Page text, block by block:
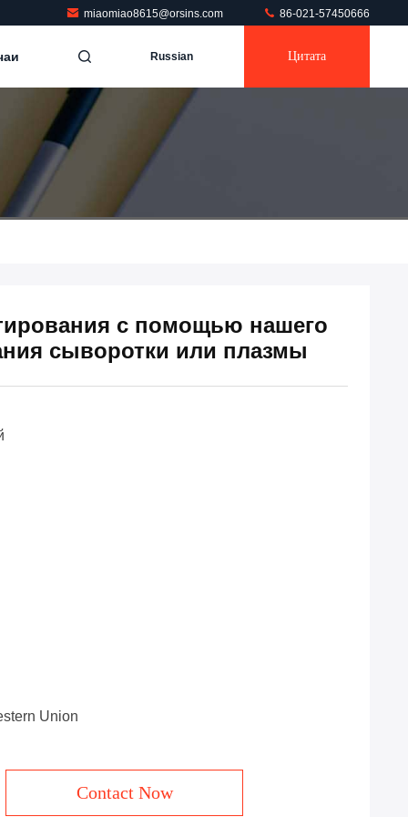
miaomiao8615@orsins.com 86-021-57450666
Russian Цитата
с помощью нашего
сыворотки или плазмы
Union
Contact Now